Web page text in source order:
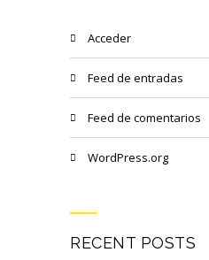
Acceder
Feed de entradas
Feed de comentarios
WordPress.org
RECENT POSTS